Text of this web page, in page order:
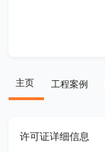
主页 工程案例
许可证详细信息